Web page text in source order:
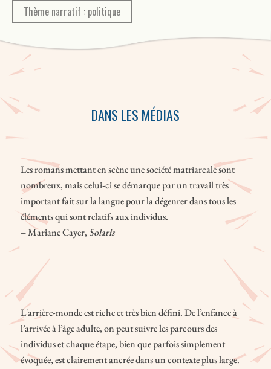
Thème narratif : politique
DANS LES MÉDIAS
Les romans mettant en scène une société matriarcale sont
nombreux, mais celui-ci se démarque par un travail très
important fait sur la langue pour la dégenrer dans tous les
éléments qui sont relatifs aux individus.
– Mariane Cayer, Solaris
L'arrière-monde est riche et très bien défini. De l’enfance à
l’arrivée à l’âge adulte, on peut suivre les parcours des
individus et chaque étape, bien que parfois simplement
évoquée, est clairement ancrée dans un contexte plus large.